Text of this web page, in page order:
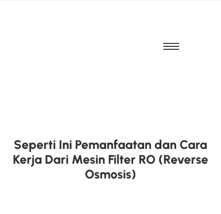
Seperti Ini Pemanfaatan dan Cara
Kerja Dari Mesin Filter RO (Reverse
Osmosis)